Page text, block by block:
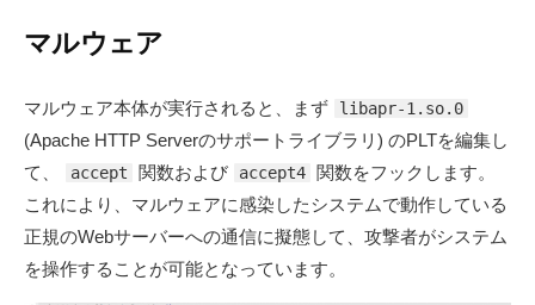
マルウェア
マルウェア本体が実行されると、まず libapr-1.so.0
(Apache HTTP Serverのサポートライブラリ) のPLTを編集し
て、
accept 関数および accept4
関数をフックします。
これにより、マルウェアに感染したシステムで動作している
正規のWebサーバーへの通信に擬態して、攻撃者がシステム
を操作することが可能となっています。